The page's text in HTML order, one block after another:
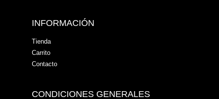
INFORMACIÓN
Tienda
Carrito
Contacto
CONDICIONES GENERALES